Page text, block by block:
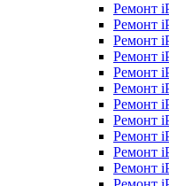
Ремонт
Ремонт
Ремонт
Ремонт
Ремонт
Ремонт
Ремонт
Ремонт
Ремонт
Ремонт
Ремонт